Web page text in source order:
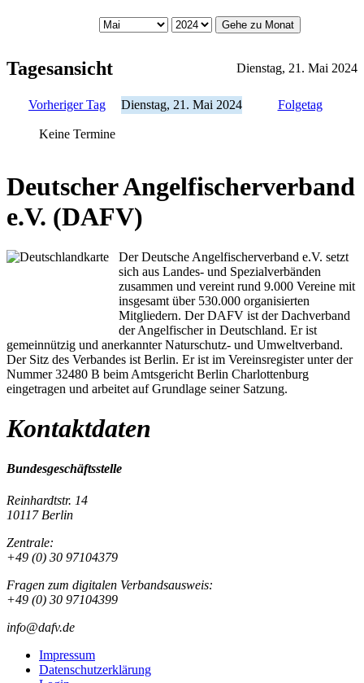
Gehe zu Monat
Tagesansicht Dienstag, 21. Mai 2024
Vorheriger Tag Dienstag, 21. Mai 2024 Folgetag
Keine Termine
Deutscher Angelfischerverband
e.V. (DAFV)
Der Deutsche Angelfischerverband e.V. setzt
sich aus Landes- und Spezialverbänden
zusammen und vereint rund 9.000 Vereine mit
insgesamt über 530.000 organisierten
Mitgliedern. Der DAFV ist der Dachverband
der Angelfischer in Deutschland. Er ist
gemeinnützig und anerkannter Naturschutz- und Umweltverband.
Der Sitz des Verbandes ist Berlin. Er ist im Vereinsregister unter der
Nummer 32480 B beim Amtsgericht Berlin Charlottenburg
eingetragen und arbeitet auf Grundlage seiner Satzung.
Kontaktdaten
Bundesgeschäftsstelle
Reinhardtstr. 14
10117 Berlin
Zentrale:
+49 (0) 30 97104379
Fragen zum digitalen Verbandsausweis:
+49 (0) 30 97104399
info@dafv.de
Impressum
Datenschutzerklärung